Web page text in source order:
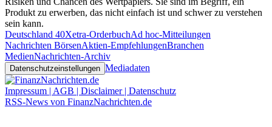
Produkt zu erwerben, das nicht einfach ist und schwer zu verstehen
sein kann.
Deutschland 40Xetra-OrderbuchAd hoc-Mitteilungen
Nachrichten BörsenAktien-EmpfehlungenBranchen
MedienNachrichten-Archiv
Datenschutzeinstellungen Mediadaten
Impressum | AGB | Disclaimer | Datenschutz
RSS-News von FinanzNachrichten.de